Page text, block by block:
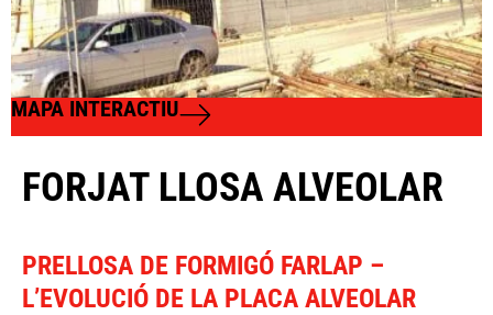
MAPA INTERACTIU
FORJAT LLOSA ALVEOLAR
PRELLOSA DE FORMIGÓ FARLAP –
L’EVOLUCIÓ DE LA PLACA ALVEOLAR